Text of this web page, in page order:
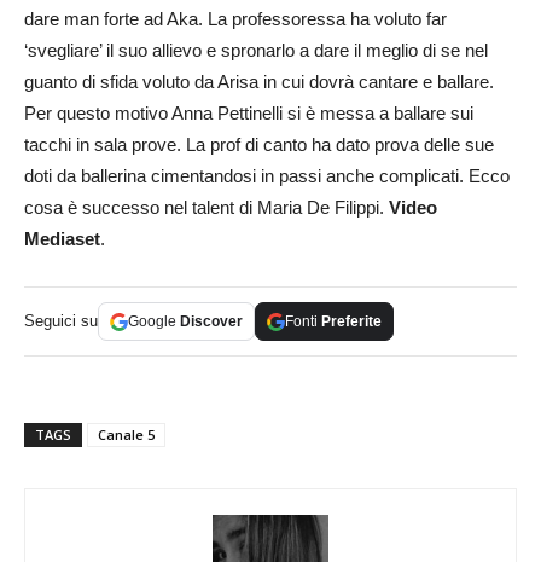
dare man forte ad Aka. La professoressa ha voluto far
‘svegliare’ il suo allievo e spronarlo a dare il meglio di se nel
guanto di sfida voluto da Arisa in cui dovrà cantare e ballare.
Per questo motivo Anna Pettinelli si è messa a ballare sui
tacchi in sala prove. La prof di canto ha dato prova delle sue
doti da ballerina cimentandosi in passi anche complicati. Ecco
cosa è successo nel talent di Maria De Filippi. Video
Mediaset.
Seguici su Google Discover Fonti Preferite
TAGS Canale 5